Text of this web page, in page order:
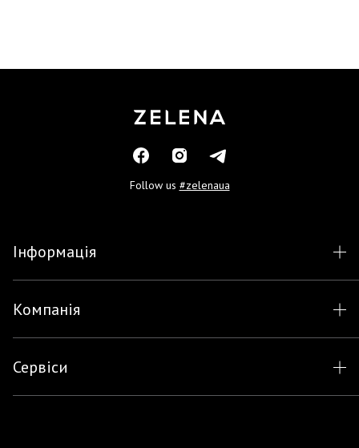
Follow us #zelenaua
Інформація
Компанія
Сервіси